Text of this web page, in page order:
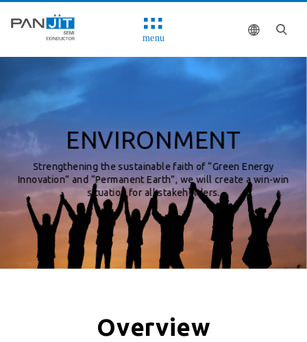
menu
ENVIRONMENT
Strengthening the sustainable faith of “Green Energy
Innovation” and “Permanent Earth”, we will create a win-win
situation for all stakeholders.
Overview